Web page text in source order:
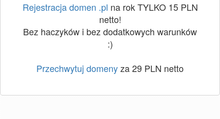
Rejestracja domen .pl na rok TYLKO 15 PLN
netto!
Bez haczyków i bez dodatkowych warunków
:)
Przechwytuj domenyza 29 PLN netto